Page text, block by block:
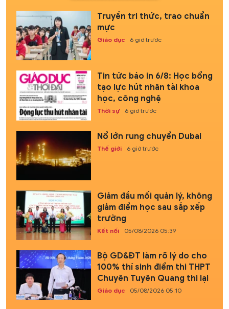
Truyền tri thức, trao chuẩn
mực
Giáo dục 6 giờ trước
Tin tức báo in 6/8: Học bổng
tạo lực hút nhân tài khoa
học, công nghệ
Thời sự 6 giờ trước
Nổ lớn rung chuyển Dubai
Thế giới 6 giờ trước
Giảm đầu mối quản lý, không
giảm điểm học sau sắp xếp
trường
Kết nối 05/08/2026 05:39
Bộ GD&ĐT làm rõ lý do cho
100% thí sinh điểm thi THPT
Chuyên Tuyên Quang thi lại
Giáo dục 05/08/2026 05:10